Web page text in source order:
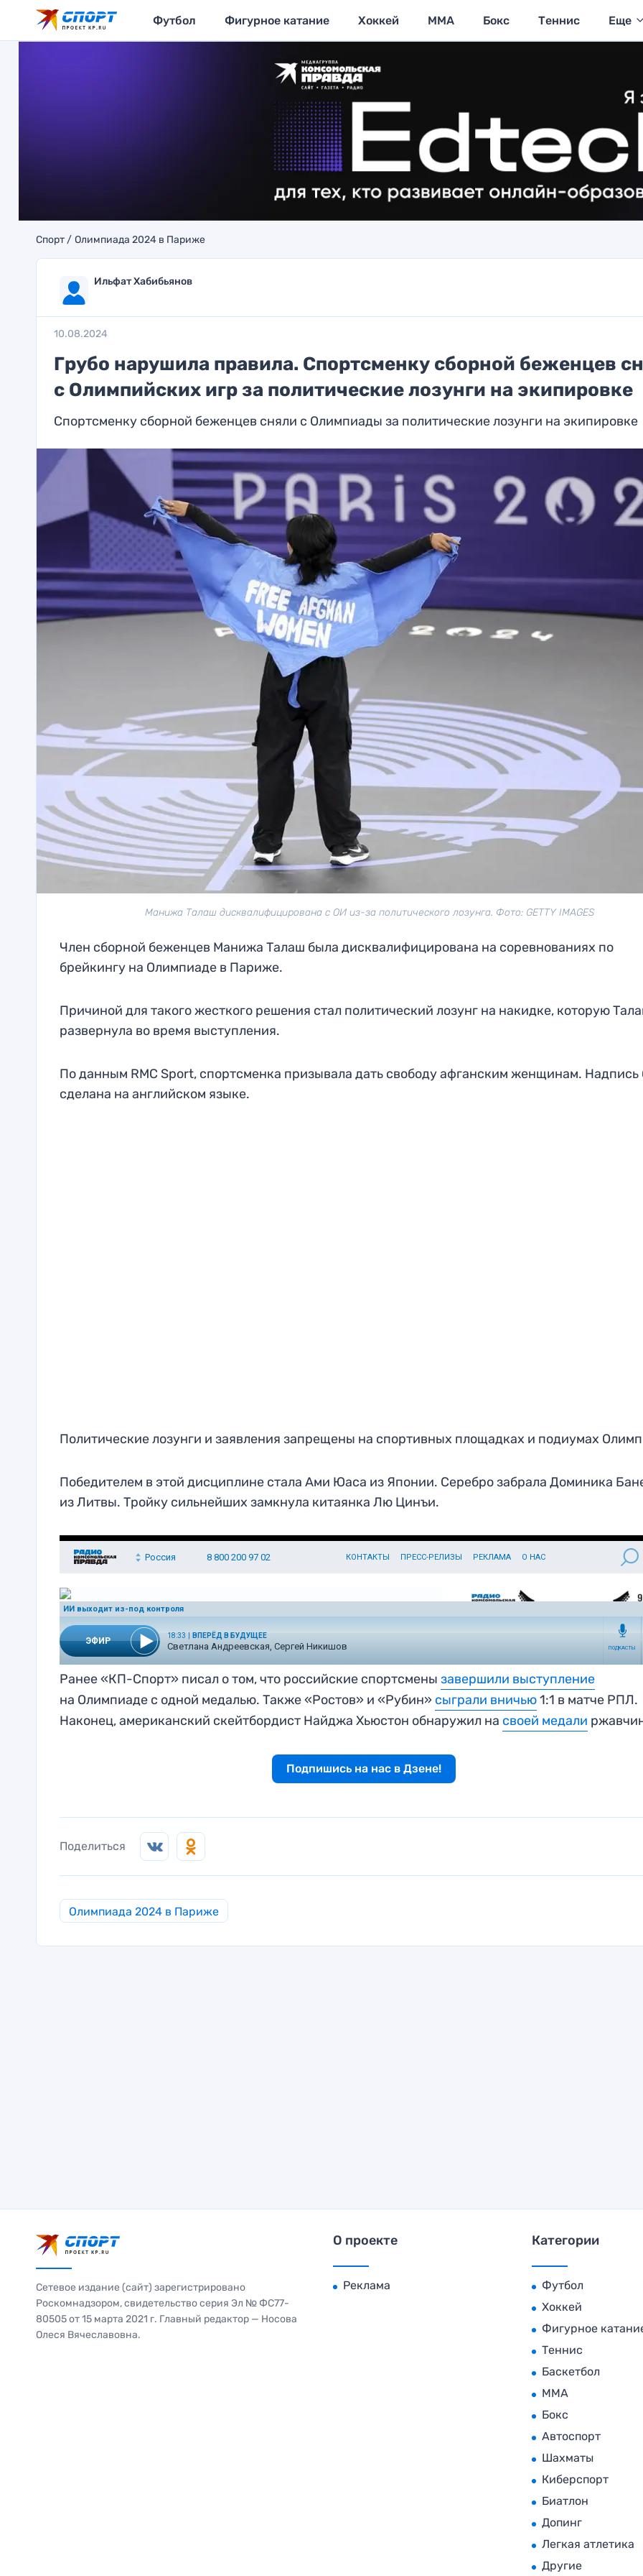
Футбол Фигурное катание Хоккей MMA Бокс Теннис Еще
Спорт Олимпиада 2024 в Париже
Ильфат Хабибьянов
10.08.2024
Грубо нарушила правила. Спортсменку сборной беженцев
с Олимпийских игр за политические лозунги на экипировке
Спортсменку сборной беженцев сняли с Олимпиады за политические лозунги на экипировке
Манижа Талаш дисквалифицирована с ОИ из-за политического лозунга. Фото: GETTY IMAGES
Член сборной беженцев Манижа Талаш была дисквалифицирована на соревнованиях по
брейкингу на Олимпиаде в Париже.
Причиной для такого жесткого решения стал политический лозунг на накидке, которую
развернула во время выступления.
По данным RMC Sport, спортсменка призывала дать свободу афганским женщинам. Надпись
сделана на английском языке.
Политические лозунги и заявления запрещены на спортивных площадках и подиумах
Победителем в этой дисциплине стала Ами Юаса из Японии. Серебро забрала Доминика
из Литвы. Тройку сильнейших замкнула китаянка Лю Цинъи.
Ранее «КП-Спорт» писал о том, что российские спортсмены завершили выступление
на Олимпиаде с одной медалью. Также «Ростов» и «Рубин» сыграли вничью1:1 в матче РПЛ.
Наконец, американский скейтбордист Найджа Хьюстон обнаружил на своей медали
Подпишись на нас в Дзене!
Поделиться
Олимпиада 2024 в Париже
Сетевое издание (сайт) зарегистрировано
Роскомнадзором, свидетельство серия Эл № ФС77-
80505 от 15 марта 2021 г. Главный редактор — Носова
Олеся Вячеславовна.
О проекте
Реклама
Категории
Футбол
Хоккей
Фигурное
Теннис
Баскетбол
MMA
Бокс
Автоспорт
Шахматы
Киберспорт
Биатлон
Допинг
Легкая атлетика
Другие